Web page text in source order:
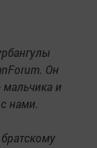
Он
и
нами.